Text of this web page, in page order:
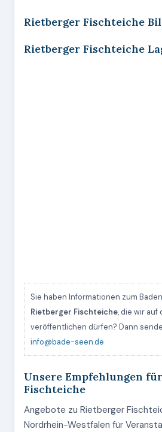
Rietberger Fischteiche
Rietberger Fischteiche
Sie haben Informationen zum
Rietberger Fischteiche, die wir auf
veröffentlichen dürfen? Dann
info@bade-seen.de
Unsere Empfehlungen
Fischteiche
Angebote zu Rietberger
Nordrhein-Westfalen für